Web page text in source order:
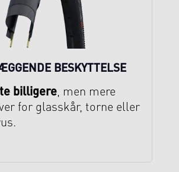
BESKYTTELSE
billigere, men mere
for glasskår, torne eller